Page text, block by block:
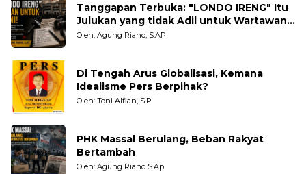
Tanggapan Terbuka: "LONDO IRENG" Itu
Julukan yang tidak Adil untuk Wartawan,
Pengamat dan LSM
Oleh: Agung Riano, S.AP
Di Tengah Arus Globalisasi, Kemana
Idealisme Pers Berpihak?
Oleh: Toni Alfian, S.P.
PHK Massal Berulang, Beban Rakyat
Bertambah
Oleh: Agung Riano S.Ap